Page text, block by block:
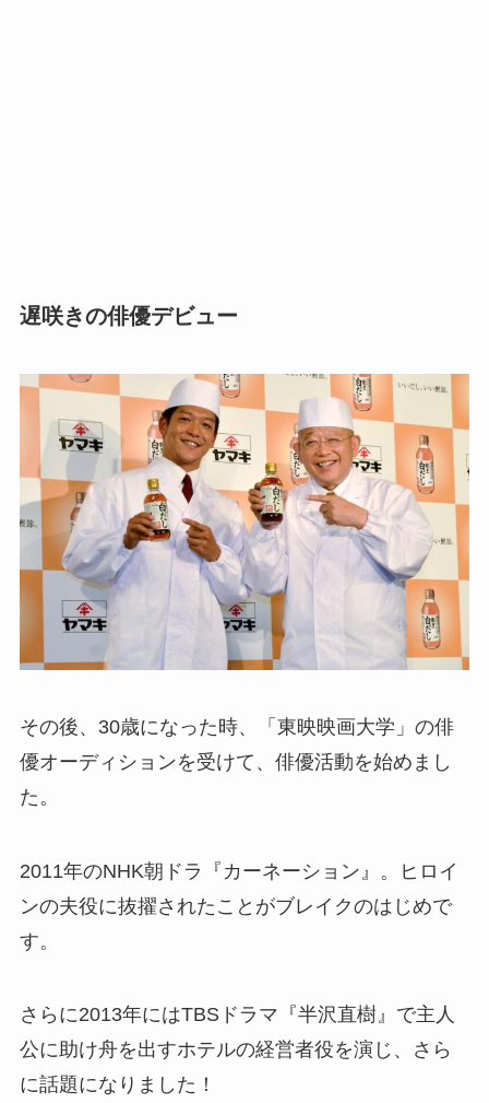
遅咲きの俳優デビュー
その後、30歳になった時、「東映映画大学」の俳
優オーディションを受けて、俳優活動を始めまし
た。
2011年のNHK朝ドラ『カーネーション』。ヒロイ
ンの夫役に抜擢されたことがブレイクのはじめで
す。
さらに2013年にはTBSドラマ『半沢直樹』で主人
公に助け舟を出すホテルの経営者役を演じ、さら
に話題になりました！